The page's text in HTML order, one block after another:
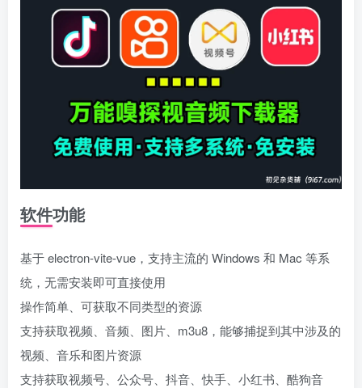
软件功能
基于 electron-vite-vue，支持主流的 Windows 和 Mac 等系
统，无需安装即可直接使用
操作简单、可获取不同类型的资源
支持获取视频、音频、图片、m3u8，能够捕捉到其中涉及的
视频、音乐和图片资源
支持获取视频号、公众号、抖音、快手、小红书、酷狗音